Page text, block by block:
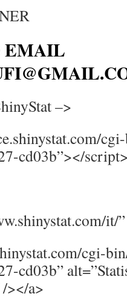
EMAIL
–>
cd03b”></
it/
cgi-
cd03b”
></a>